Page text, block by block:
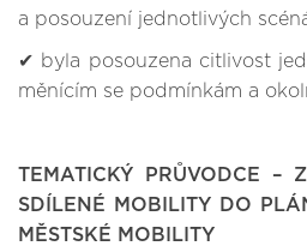
a posouzení jednotlivých
✔ byla posouzena citlivost
měnícím se podmínkám a
TEMATICKÝ PRŮVODCE –
SDÍLENÉ MOBILITY DO
MĚSTSKÉ MOBILITY